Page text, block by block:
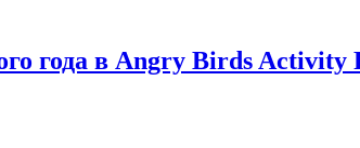
года в Angry Birds Activity